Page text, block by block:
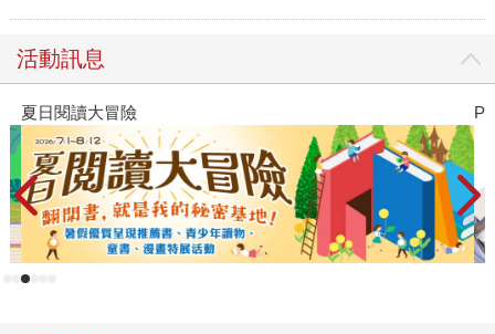
活動訊息
夏日閱讀大冒險